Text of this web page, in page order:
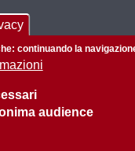
riservati
policy
continuando la
audience